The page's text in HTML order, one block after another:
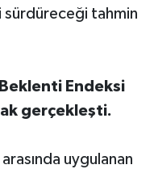
sürdüreceği tahmin
Endeksi
gerçekleşti.
uygulanan